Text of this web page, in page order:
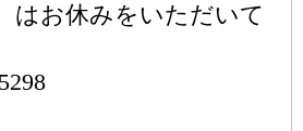
はお休みをいただいて